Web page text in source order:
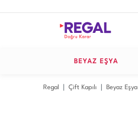
BEYAZ EŞYA
Regal Çift Kapılı Beyaz Eşya